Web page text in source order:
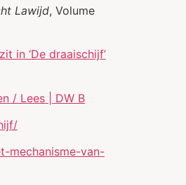
Lawijd, Volume
in ‘De draaischijf’
/ Lees | DW B
mechanisme-van-